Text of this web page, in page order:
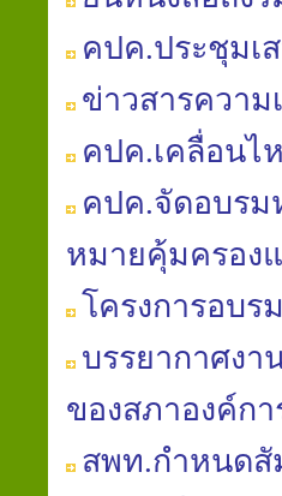
คปค.ประชุมเ
ข่าวสารควา
คปค.เคลื่อนไ
คปค.จัดอบรม
หมายคุ้มครองแ
โครงการอบร
บรรยากาศง
ของสภาองค์ก
สพท.กำหนดสั